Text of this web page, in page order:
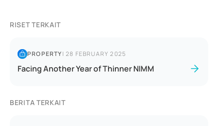
RISET TERKAIT
PROPERTY|28 FEBRUARY 2025
Facing Another Year of Thinner NIMM
BERITA TERKAIT